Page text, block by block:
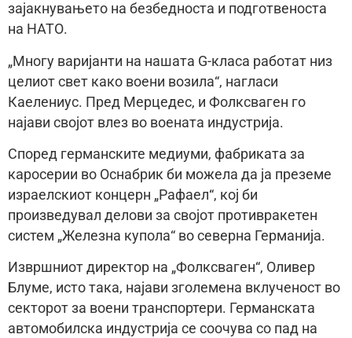
зајакнувањето на безбедноста и подготвеноста
на НАТО.
„Многу варијанти на нашата G-класа работат низ
целиот свет како воени возила“, нагласи
Каелениус. Пред Мерцедес, и Фолксваген го
најави својот влез во воената индустрија.
Според германските медиуми, фабриката за
каросерии во Оснабрик би можела да ја преземе
израелскиот концерн „Рафаел“, кој би
произведувал делови за својот противракетен
систем „Железна купола“ во северна Германија.
Извршниот директор на „Фолксваген“, Оливер
Блуме, исто така, најави зголемена вклученост во
секторот за воени транспортери. Германската
автомобилска индустрија се соочува со пад на